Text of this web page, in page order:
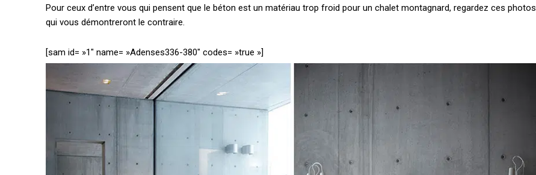
Pour ceux d’entre vous qui pensent que le béton est un matériau trop froid pour un chalet montagnard, regardez ces photos
qui vous démontreront le contraire.
[sam id= »1″ name= »Adenses336-380″ codes= »true »]